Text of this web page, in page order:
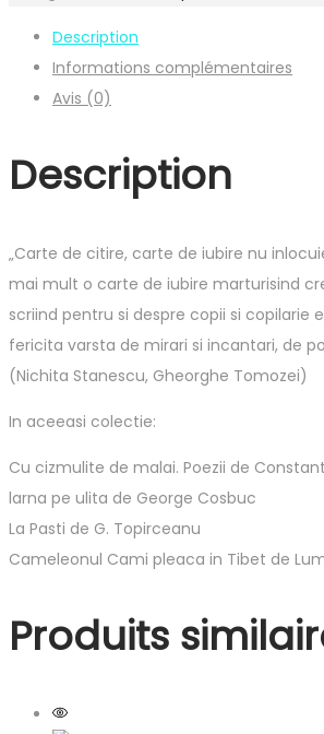
Description
Informations complémentaires
Avis (0)
Description
„Carte de citire, carte de iubire nu
mai mult o carte de iubire marturisind
scriind pentru si despre copii si copilarie
fericita varsta de mirari si incantari, de
(Nichita Stanescu, Gheorghe Tomozei)
In aceeasi colectie:
Cu cizmulite de malai. Poezii de
larna pe ulita de George Cosbuc
La Pasti de G. Topirceanu
Cameleonul Cami pleaca in Tibet de
Produits